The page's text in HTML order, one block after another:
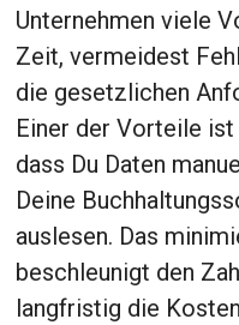
Unternehmen viele
Zeit, vermeidest
die gesetzlichen
Einer der Vorteile
dass Du Daten
Deine
auslesen. Das
beschleunigt den
langfristig die